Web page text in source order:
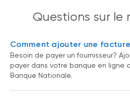
Questions sur le
Comment ajouter une
Besoin de payer un fournisseur?
payer dans votre banque en ligne
Banque Nationale.